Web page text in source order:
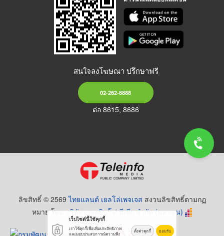
สนใจลงโฆษณา ปรึกษาฟรี
02-262-8888
ต่อ 8615, 8686
ลิขสิทธิ์ © 2569ไทยแลนด์ เยลโล่เพจเจส สงวนลิขสิทธิ์ตามกฏ
หมาย โดยบริษัท เทเลอินโฟ มีเดีย จำกัด (มหาชน)
เว็บไซต์นี้ใช้คุกกี้
เราใช้คุกกี้เพื่อเพิ่มประสิทธิภาพ
และมอบประสบการณ์ความพึง
ตั้งค่าคุกกี้ ยอมรับ